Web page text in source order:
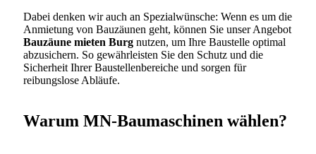
Dabei denken wir auch an Spezialwünsche: Wenn es um die
Anmietung von Bauzäunen geht, können Sie unser Angebot
Bauzäune mieten Burg nutzen, um Ihre Baustelle optimal
abzusichern. So gewährleisten Sie den Schutz und die
Sicherheit Ihrer Baustellenbereiche und sorgen für
reibungslose Abläufe.
Warum MN-Baumaschinen wählen?